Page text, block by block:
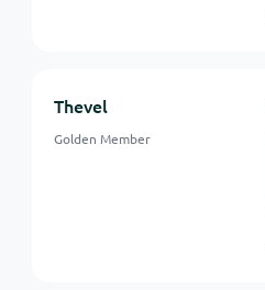
Thevel
Golden Member